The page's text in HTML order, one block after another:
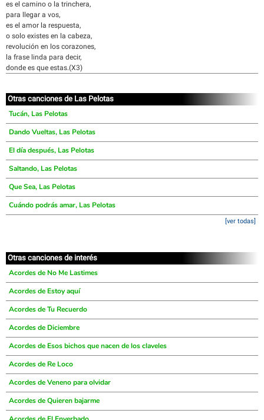
es el camino o la trinchera,
para llegar a vos,
es el amor la respuesta,
o solo existes en la cabeza,
revolución en los corazones,
la frase linda para decir,
donde es que estas.(X3)
Otras canciones de Las Pelotas
Tucán, Las Pelotas
Dando Vueltas, Las Pelotas
El día después, Las Pelotas
Saltando, Las Pelotas
Que Sea, Las Pelotas
Cuándo podrás amar, Las Pelotas
[ver todas]
Otras canciones de interés
Acordes de No Me Lastimes
Acordes de Estoy aquí
Acordes de Tu Recuerdo
Acordes de Diciembre
Acordes de Esos bichos que nacen de los claveles
Acordes de Re Loco
Acordes de Veneno para olvidar
Acordes de Quieren bajarme